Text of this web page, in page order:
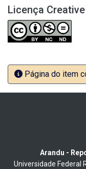
Licença
Página do item
Arandu -
Universidade Federal